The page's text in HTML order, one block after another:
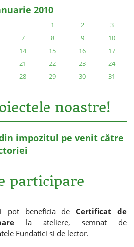
2010
1 2
3
7 8 9
10
14 15 16
17
21 22 23
24
28 29 30 31
noastre!
impozitul pe venit către
participare
pot beneficia de Certificat de
la ateliere, semnat de
Fundatiei si de lector.